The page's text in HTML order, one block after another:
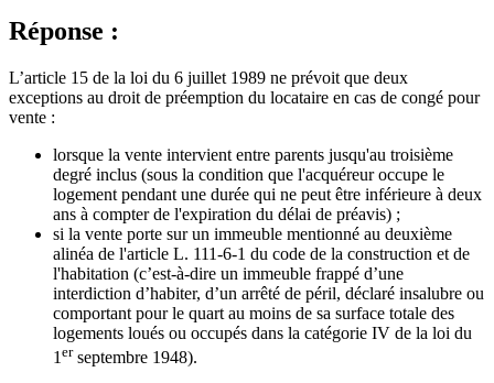
Réponse :
L’article 15 de la loi du 6 juillet 1989 ne prévoit que deux
exceptions au droit de préemption du locataire en cas de congé pour
vente :
lorsque la vente intervient entre parents jusqu'au troisième
degré inclus (sous la condition que l'acquéreur occupe le
logement pendant une durée qui ne peut être inférieure à deux
ans à compter de l'expiration du délai de préavis) ;
si la vente porte sur un immeuble mentionné au deuxième
alinéa de l'article L. 111-6-1 du code de la construction et de
l'habitation (c’est-à-dire un immeuble frappé d’une
interdiction d’habiter, d’un arrêté de péril, déclaré insalubre ou
comportant pour le quart au moins de sa surface totale des
logements loués ou occupés dans la catégorie IV de la loi du
1erseptembre 1948).